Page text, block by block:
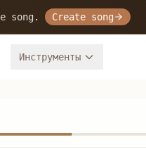
song. Create song
Инструменты